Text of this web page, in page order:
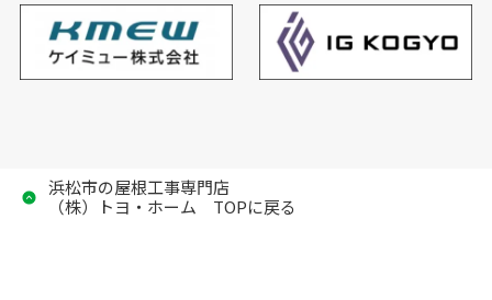
浜松市の屋根工事専門店
（株）トヨ・ホーム TOPに戻る